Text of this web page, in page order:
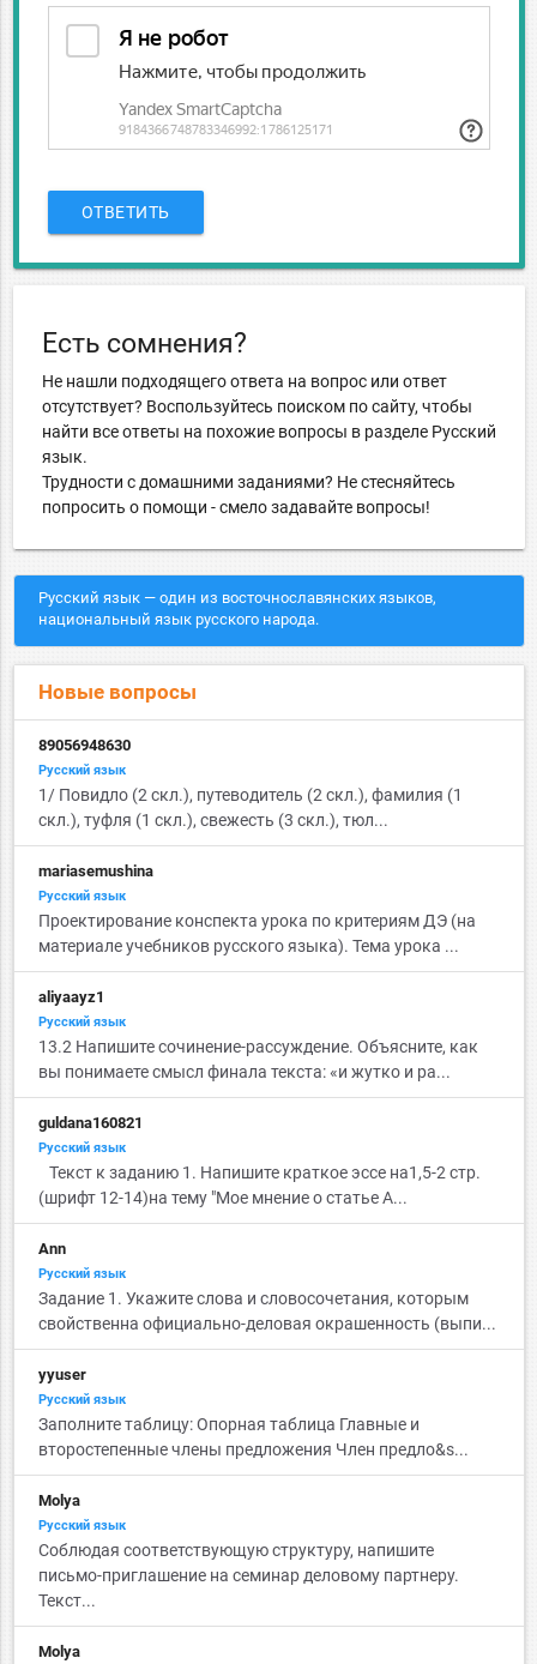
ОТВЕТИТЬ
Есть сомнения?
Не нашли подходящего ответа на вопрос или ответ
отсутствует? Воспользуйтесь поиском по сайту, чтобы
найти все ответы на похожие вопросы в разделе Русский
язык.
Трудности с домашними заданиями? Не стесняйтесь
попросить о помощи - смело задавайте вопросы!
Русский язык — один из восточнославянских языков,
национальный язык русского народа.
Новые вопросы
89056948630
Русский язык
1/ Повидло (2 скл.), путеводитель (2 скл.), фамилия (1
скл.), туфля (1 скл.), свежесть (3 скл.), тюл...
mariasemushina
Русский язык
Проектирование конспекта урока по критериям ДЭ (на
материале учебников русского языка). Тема урока ...
aliyaayz1
Русский язык
13.2 Напишите сочинение-рассуждение. Объясните, как
вы понимаете смысл финала текста: «и жутко и ра...
guldana160821
Русский язык
Текст к заданию 1. Напишите краткое эссе на1,5-2 стр.
(шрифт 12-14)на тему "Мое мнение о статье А...
Ann
Русский язык
Задание 1. Укажите слова и словосочетания, которым
свойственна официально-деловая окрашенность (выпи...
yyuser
Русский язык
Заполните таблицу: Опорная таблица Главные и
второстепенные члены предложения Член предло&s...
Molya
Русский язык
Соблюдая соответствующую структуру, напишите
письмо-приглашение на семинар деловому партнеру.
Текст...
Molya